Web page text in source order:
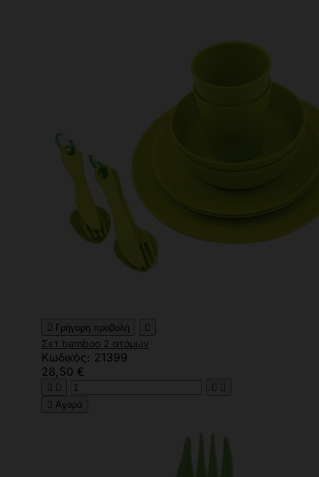
 Γρήγορη προβολή 
Σετ bamboo 2 ατόμων
Κωδικός: 21399
28,50 €
   
 Αγορά